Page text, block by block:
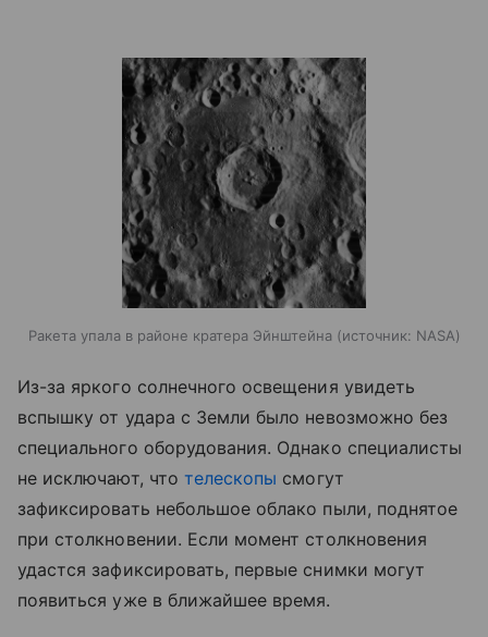
Ракета упала в районе кратера Эйнштейна источник: NASA
Из-за яркого солнечного освещения увидеть
вспышку от удара с Земли было невозможно без
специального оборудования. Однако специалисты
не исключают, что телескопы смогут
зафиксировать небольшое облако пыли, поднятое
при столкновении. Если момент столкновения
удастся зафиксировать, первые снимки могут
появиться уже в ближайшее время.